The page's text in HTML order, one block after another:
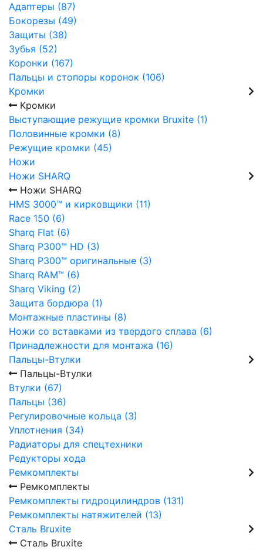
Адаптеры (87)
Бокорезы (49)
Защиты (38)
Зубья (52)
Коронки (167)
Пальцы и стопоры коронок (106)
Кромки
Кромки
Выступающие режущие кромки Bruxite (1)
Половинные кромки (8)
Режущие кромки (45)
Ножи
Ножи SHARQ
Ножи SHARQ
HMS 3000™ и кирковщики (11)
Race 150 (6)
Sharq Flat (6)
Sharq P300™ HD (3)
Sharq P300™ оригинальные (3)
Sharq RAM™ (6)
Sharq Viking (2)
Защита бордюра (1)
Монтажные пластины (8)
Ножи со вставками из твердого сплава (6)
Принадлежности для монтажа (16)
Пальцы-Втулки
Пальцы-Втулки
Втулки (67)
Пальцы (36)
Регулировочные кольца (3)
Уплотнения (34)
Радиаторы для спецтехники
Редукторы хода
Ремкомплекты
Ремкомплекты
Ремкомплекты гидроцилиндров (131)
Ремкомплекты натяжителей (13)
Сталь Bruxite
Сталь Bruxite